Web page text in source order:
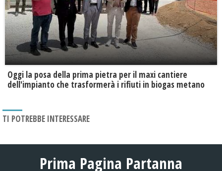
Oggi la posa della prima pietra per il maxi cantiere
dell'impianto che trasformerà i rifiuti in biogas metano
TI POTREBBE INTERESSARE
Prima Pagina Partanna